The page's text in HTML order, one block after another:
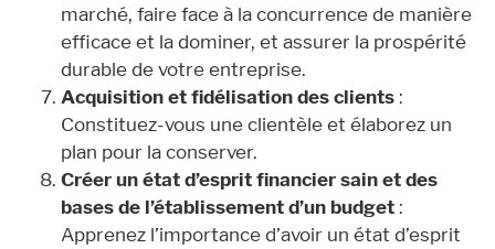
marché, faire face à la concurrence de manière
efficace et la dominer, et assurer la prospérité
durable de votre entreprise.
Acquisition et fidélisation des clients :
Constituez-vous une clientèle et élaborez un
plan pour la conserver.
Créer un état d’esprit financier sain et des
bases de l’établissement d’un budget :
Apprenez l’importance d’avoir un état d’esprit